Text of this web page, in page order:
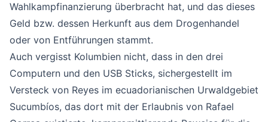
Wahlkampfinanzierung überbracht hat, und das dieses
Geld bzw. dessen Herkunft aus dem Drogenhandel
oder von Entführungen stammt.
Auch vergisst Kolumbien nicht, dass in den drei
Computern und den USB Sticks, sichergestellt im
Versteck von Reyes im ecuadorianischen Urwaldgebiet
Sucumbíos, das dort mit der Erlaubnis von Rafael